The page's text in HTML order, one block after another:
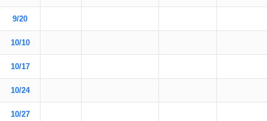
9/20
10/10
10/17
10/24
10/27